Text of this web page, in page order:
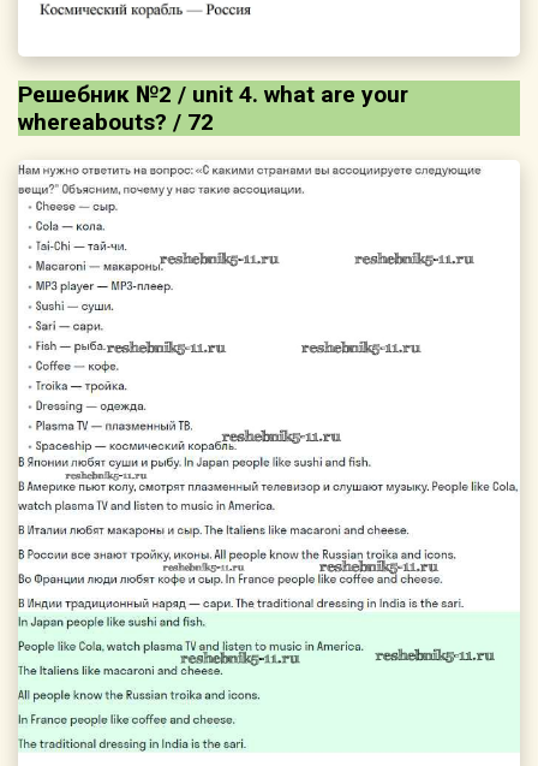
Решебник №2 / unit 4. what are your
whereаbouts? / 72